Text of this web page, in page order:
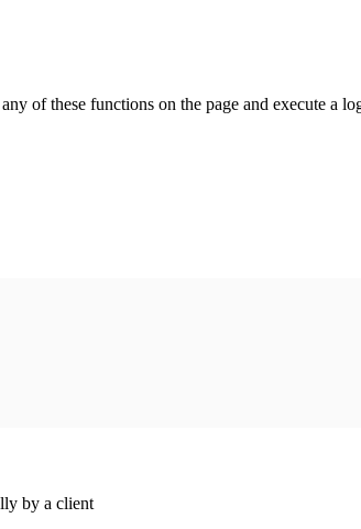
of these functions on the page and execute a
by a client